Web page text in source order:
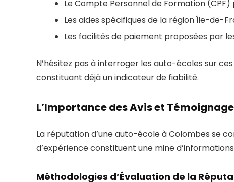
Le Compte Personnel de Formation
Les aides spécifiques de la région Île-de-
Les facilités de paiement proposées par
N’hésitez pas à interroger les auto-écoles sur
constituant déjà un indicateur de fiabilité.
L’Importance des Avis et
La réputation d’une auto-école à Colombes se
d’expérience constituent une mine
Méthodologies d’Évaluation de la